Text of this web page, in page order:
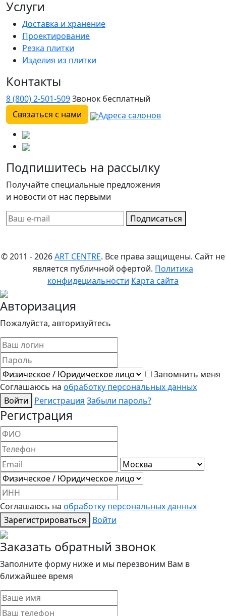
Услуги
Доставка и хранение
Проектирование
Резка плитки
Изделия из плитки
Контакты
8 (800) 2-501-509Звонок бесплатный
Связаться с нами
Адреса салонов
Подпишитесь на рассылку
Получайте специальные предложения
и новости от нас первыми
Подписаться
© 2011 - 2026ART CENTRE. Все права защищены. Сайт не
является публичной офертой. Политика
конфидециальности Карта сайта
Авторизация
Пожалуйста, авторизуйтесь
Запомнить меня
Соглашаюсь на обработку персональных данных
Войти
Регистрация Забыли пароль?
Регистрация
Соглашаюсь на обработку персональных данных
Зарегистрироваться
Войти
Заказать обратный звонок
Заполните форму ниже и мы перезвоним Вам в
ближайшее время